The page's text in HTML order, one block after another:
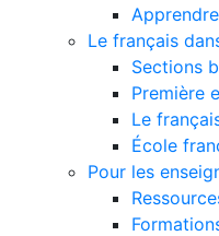
Le français
Sections
Première
Le
École
Pour les